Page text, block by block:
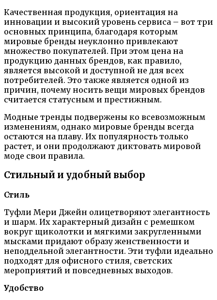
Качественная продукция, ориентация на
инновации и высокий уровень сервиса – вот три
основных принципа, благодаря которым
мировые бренды неуклонно привлекают
множество покупателей. При этом цена на
продукцию данных брендов, как правило,
является высокой и доступной не для всех
потребителей. Это также является одной из
причин, почему носить вещи мировых брендов
считается статусным и престижным.
Модные тренды подвержены ко всевозможным
изменениям, однако мировые бренды всегда
остаются на плаву. Их популярность только
растет, и они продолжают диктовать мировой
моде свои правила.
Стильный и удобный выбор
Стиль
Туфли Мери Джейн олицетворяют элегантность
и шарм. Их характерный дизайн с ремешком
вокруг щиколотки и мягкими закругленными
мысками придают образу женственности и
неподдельной элегантности. Эти туфли идеально
подходят для офисного стиля, светских
мероприятий и повседневных выходов.
Удобство